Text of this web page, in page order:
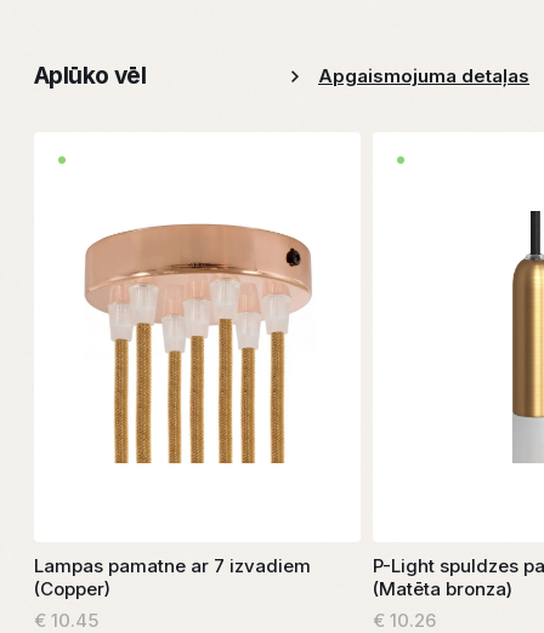
Aplūko vēl Apgaismojuma detaļas
Lampas pamatne ar 7 izvadiem
(Copper)
€ 10.45
P-Light spuldzes
(Matēta bronza)
€ 10.26